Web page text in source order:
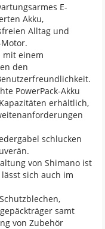
E-
Akku,
Alltag und
mit einem
den
PowerPack-Akku
erhältlich,
schlucken
von Shimano ist
sich auch im
samt
von Zubehör